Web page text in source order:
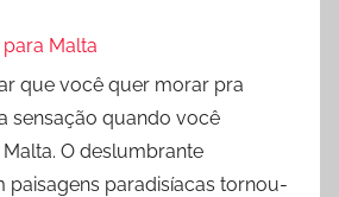
Malta
que você quer morar pra
sensação quando você
O deslumbrante
paisagens paradisíacas tornou-